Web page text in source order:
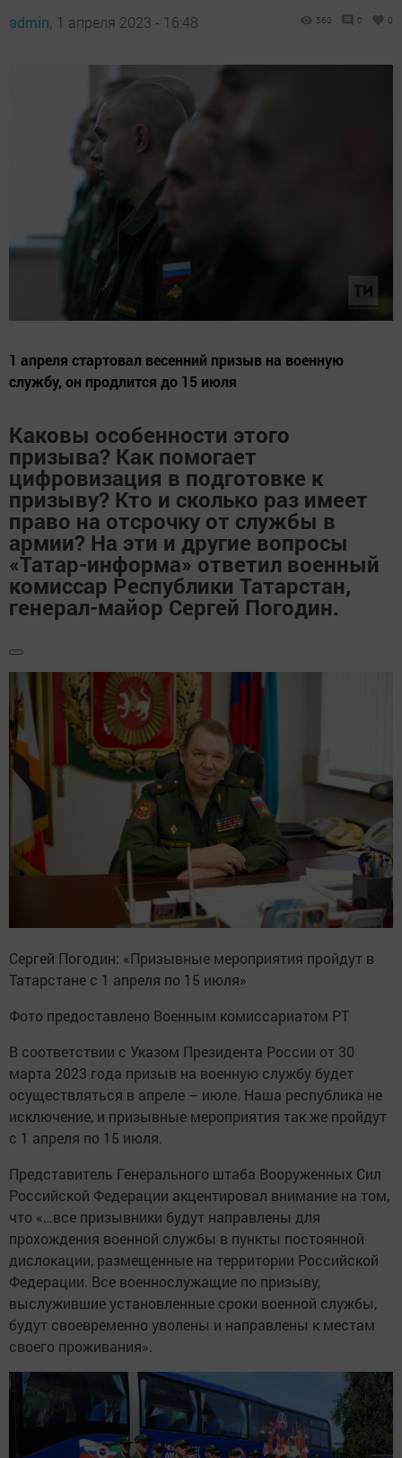
admin, 1 апреля 2023 - 16:48 560 0 0
1 апреля стартовал весенний призыв на военную
службу, он продлится до 15 июля
Каковы особенности этого
призыва? Как помогает
цифровизация в подготовке к
призыву? Кто и сколько раз имеет
право на отсрочку от службы в
армии? На эти и другие вопросы
«Татар-информа» ответил военный
комиссар Республики Татарстан,
генерал-майор Сергей Погодин.
Сергей Погодин: «Призывные мероприятия пройдут в
Татарстане с 1 апреля по 15 июля»
Фото предоставлено Военным комиссариатом РТ
В соответствии с Указом Президента России от 30
марта 2023 года призыв на военную службу будет
осуществляться в апреле – июле. Наша республика не
исключение, и призывные мероприятия так же пройдут
с 1 апреля по 15 июля.
Представитель Генерального штаба Вооруженных Сил
Российской Федерации акцентировал внимание на том,
что «…все призывники будут направлены для
прохождения военной службы в пункты постоянной
дислокации, размещенные на территории Российской
Федерации. Все военно­служащие по призыву,
выслужившие установленные сроки военной службы,
будут своевременно уволены и направлены к местам
своего проживания».